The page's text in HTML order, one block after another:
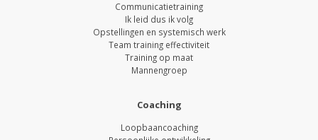
Communicatietraining
Ik leid dus ik volg
Opstellingen en systemisch werk
Team training effectiviteit
Training op maat
Mannengroep
Coaching
Loopbaancoaching